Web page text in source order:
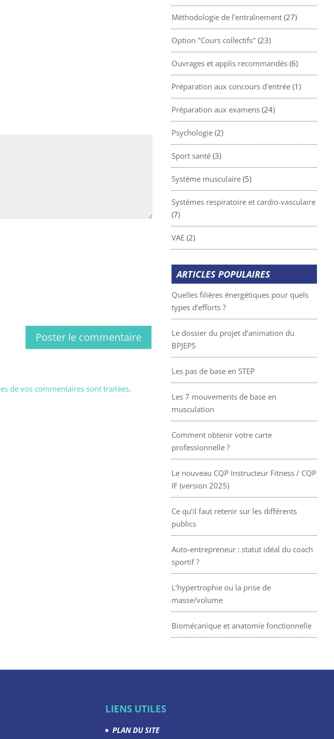
de vos commentaires sont traitées.
Méthodologie de l'entraînement(27)
Option "Cours collectifs" (23)
Ouvrages et applis recommandés(6)
Préparation aux concours d'entrée(1)
Préparation aux examens(24)
Psychologie(2)
Sport santé(3)
Système musculaire(5)
Systèmes respiratoire et cardio-vasculaire
(7)
VAE(2)
ARTICLES POPULAIRES
Quelles filières énergétiques pour quels
types d’efforts ?
Le dossier du projet d’animation du
BPJEPS
Les pas de base en STEP
Les 7 mouvements de base en
musculation
Comment obtenir votre carte
professionnelle ?
Le nouveau CQP Instructeur Fitness / CQP
IF (version 2025)
Ce qu’il faut retenir sur les différents
publics
Auto-entrepreneur : statut idéal du coach
sportif ?
L’hypertrophie ou la prise de
masse/volume
Biomécanique et anatomie fonctionnelle
LIENS UTILES
PLAN DU SITE